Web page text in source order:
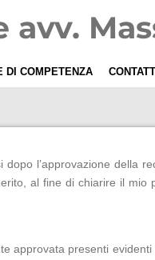
avv.
DI COMPETENZA CONTATTI
dopo l’approvazione della
al fine di chiarire il
approvata presenti